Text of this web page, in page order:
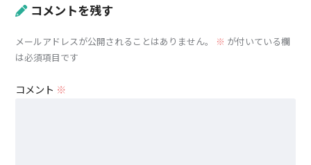
コメントを残す
メールアドレスが公開されることはありません。 ※ が付いている欄
は必須項目です
コメント ※